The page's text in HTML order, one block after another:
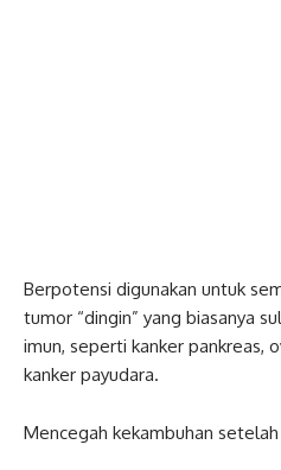
Berpotensi digunakan untuk
tumor “dingin” yang biasanya
imun, seperti kanker pankreas,
kanker payudara.
Mencegah kekambuhan